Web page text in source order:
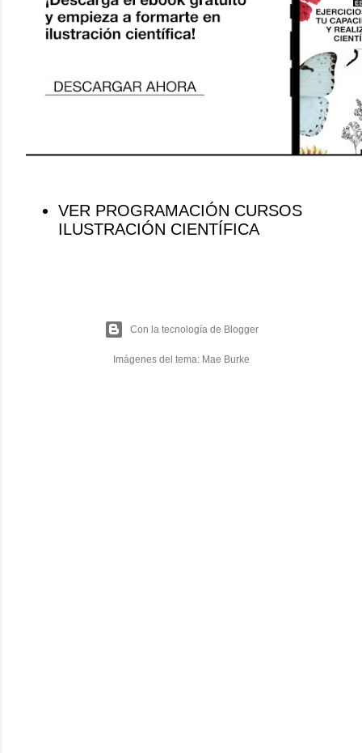
VER PROGRAMACIÓN CURSOS
ILUSTRACIÓN CIENTÍFICA
Con la tecnología de Blogger
Imágenes del tema: Mae Burke